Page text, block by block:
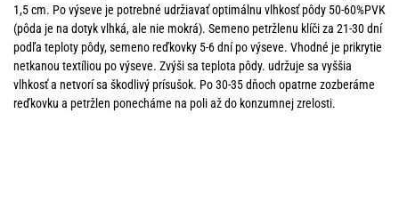
1,5 cm. Po výseve je potrebné udržiavať optimálnu vlhkosť pôdy 50-60%PVK
(pôda je na dotyk vlhká, ale nie mokrá). Semeno petržlenu klíči za 21-30 dní
podľa teploty pôdy, semeno reďkovky 5-6 dní po výseve. Vhodné je prikrytie
netkanou textíliou po výseve. Zvýši sa teplota pôdy. udržuje sa vyššia
vlhkosť a netvorí sa škodlivý prísušok. Po 30-35 dňoch opatrne zozberáme
reďkovku a petržlen ponecháme na poli až do konzumnej zrelosti.